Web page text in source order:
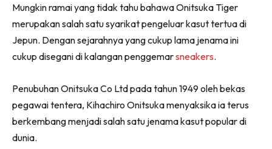
(Twitter)
Mungkin ramai yang tidak tahu bahawa Onitsuka Tiger
merupakan salah satu syarikat pengeluar kasut tertua di
Jepun. Dengan sejarahnya yang cukup lama jenama ini
cukup disegani di kalangan penggemarsneakers.
Penubuhan Onitsuka Co Ltd pada tahun 1949 oleh bekas
pegawai tentera, Kihachiro Onitsuka menyaksika ia terus
berkembang menjadi salah satu jenama kasut popular di
dunia.